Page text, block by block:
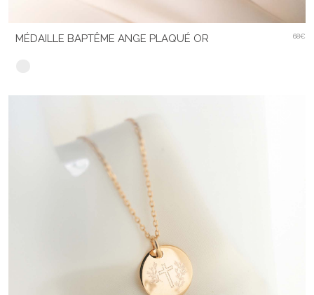
MÉDAILLE BAPTÊME ANGE PLAQUÉ OR 68€